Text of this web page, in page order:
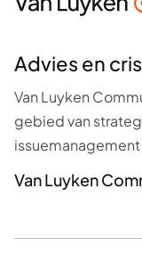
Advies en
Van Luyken
gebied van
Van Luyken